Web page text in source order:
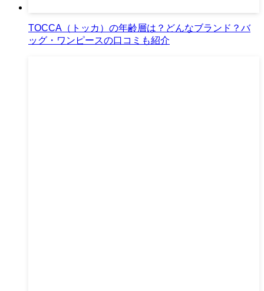
TOCCA（トッカ）の年齢層は？どんなブランド？バ
ッグ・ワンピースの口コミも紹介